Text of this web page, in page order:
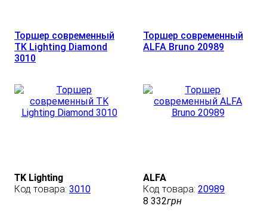
Торшер современный
TK Lighting Diamond
3010
TK Lighting
3010
Торшер современный
ALFA Bruno 20989
ALFA
20989
8 332грн